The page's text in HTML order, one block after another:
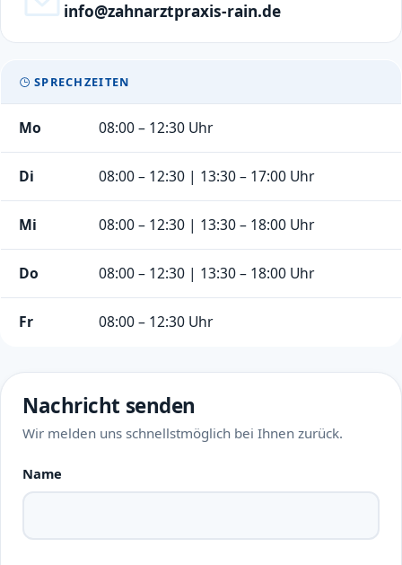
info@zahnarztpraxis-rain.de
SPRECHZEITEN
Mo 08:00 – 12:30 Uhr
Di 08:00 – 12:30 | 13:30 – 17:00 Uhr
Mi 08:00 – 12:30 | 13:30 – 18:00 Uhr
Do 08:00 – 12:30 | 13:30 – 18:00 Uhr
Fr 08:00 – 12:30 Uhr
Nachricht senden
Wir melden uns schnellstmöglich bei Ihnen zurück.
Name